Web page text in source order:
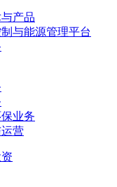
产品
与能源管理平台
业务
营